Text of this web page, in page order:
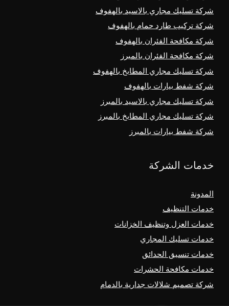
شركة تسليك مجاري بالاسيد بالهفوف
شركة تركيب طارد حمام بالهفوف
شركة مكافحة الفئران بالهفوف
شركة مكافحة الفئران بالمبرز
شركة تسليك مجاري المطابخ بالهفوف
شركة شفط بيارات بالهفوف
شركة تسليك مجاري بالاسيد بالمبرز
شركة تسليك مجاري المطابخ بالمبرز
شركة شفط بيارات بالمبرز
خدمات الشركة
المدونة
خدمات التنظيف
خدمات العزل وتنظيف الخزانات
خدمات تسليك المجاري
خدمات تنسيق الحدائق
خدمات مكافحة الحشرات
شركة تصميم شلالات جدارية بالدمام